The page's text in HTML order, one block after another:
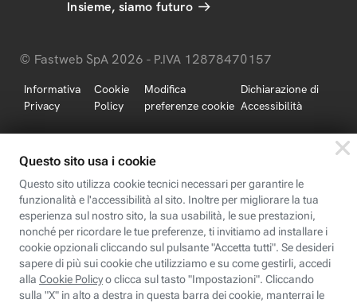
Insieme, siamo futuro
© Fastweb SpA 2026 - P.IVA 12878470157
Informativa
Privacy
Cookie
Policy
Modifica
preferenze cookie
Dichiarazione di
Accessibilità